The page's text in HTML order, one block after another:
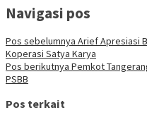
Navigasi pos
Pos sebelumnya Arief Apresiasi
Koperasi Satya Karya
Pos berikutnya Pemkot
PSBB
Pos terkait